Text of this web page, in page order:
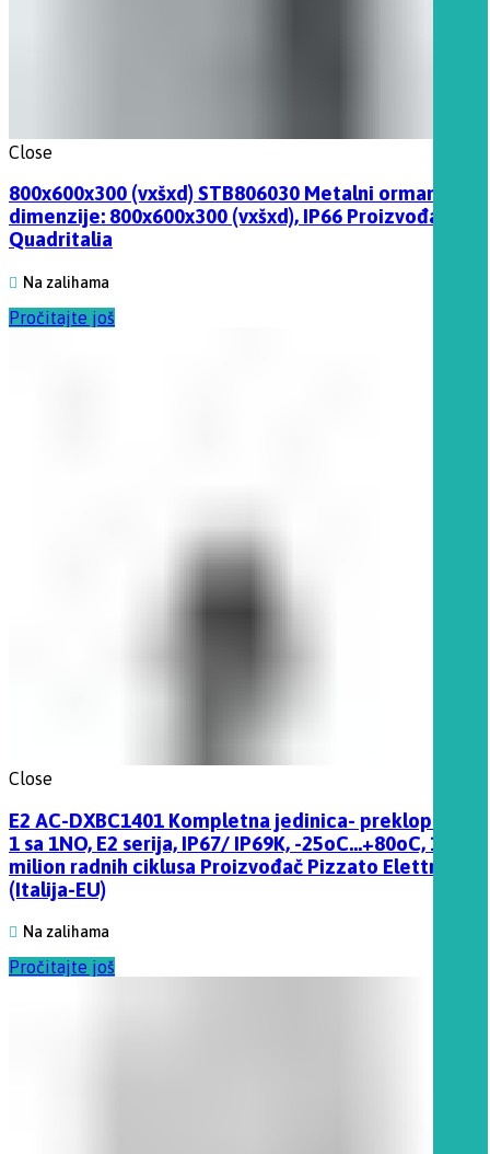
Close
800x600x300 (vxšxd) STB806030 Metalni orman,
dimenzije: 800x600x300 (vxšxd), IP66 Proizvođač
Quadritalia
Na zalihama
Pročitajte još
Close
E2 AC-DXBC1401 Kompletna jedinica- preklopka 0-
1 sa 1NO, E2 serija, IP67/ IP69K, -25oC…+80oC, 1
milion radnih ciklusa Proizvođač Pizzato Elettrica
(Italija-EU)
Na zalihama
Pročitajte još